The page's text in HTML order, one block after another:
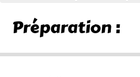
Préparation :